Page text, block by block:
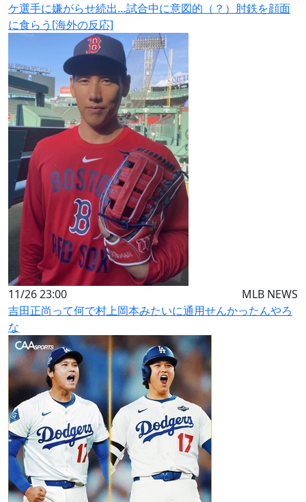
ケ選手に嫌がらせ続出…試合中に意図的（？）肘鉄を顔面
に食らう[海外の反応]
11/26 23:00
MLB NEWS
吉田正尚って何で村上岡本みたいに通用せんかったんやろ
な